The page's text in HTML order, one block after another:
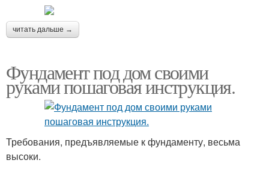
читать дальше →
Фундамент под дом своими
руками пошаговая инструкция.
Требования, предъявляемые к фундаменту, весьма
высоки.